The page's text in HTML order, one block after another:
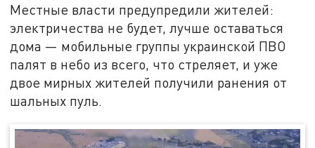
Местные власти предупредили жителей:
электричества не будет, лучше оставаться
дома — мобильные группы украинской ПВО
палят в небо из всего, что стреляет, и уже
двое мирных жителей получили ранения от
шальных пуль.